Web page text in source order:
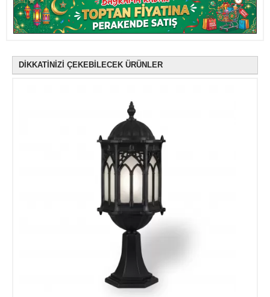
DİKKATİNİZİ ÇEKEBİLECEK ÜRÜNLER